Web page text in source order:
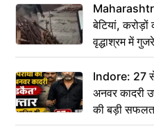
बेटियां,
वृद्धाश्रम में
कहा– अंतिम
Indore: 27 से
अनवर कादरी
की बड़ी